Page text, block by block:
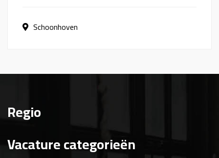
Schoonhoven
Regio
Vacature categorieën